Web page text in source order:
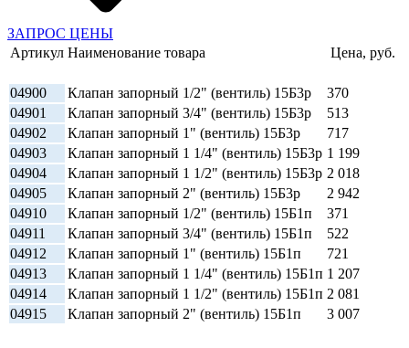
ЗАПРОС ЦЕНЫ
Артикул Наименование товара Цена, руб.
04900 Клапан запорный 1/2" (вентиль) 15Б3р
370
04901
Клапан запорный 3/4" (вентиль) 15Б3р
513
04902
Клапан запорный 1" (вентиль) 15Б3р
717
04903
Клапан запорный 1 1/4" (вентиль) 15Б3р 1 199
04904
Клапан запорный 1 1/2" (вентиль) 15Б3р 2 018
04905
Клапан запорный 2" (вентиль) 15Б3р
2 942
04910
Клапан запорный 1/2" (вентиль) 15Б1п
371
04911
Клапан запорный 3/4" (вентиль) 15Б1п
522
04912
Клапан запорный 1" (вентиль) 15Б1п
721
04913
Клапан запорный 1 1/4" (вентиль) 15Б1п 1 207
04914
Клапан запорный 1 1/2" (вентиль) 15Б1п 2 081
04915
Клапан запорный 2" (вентиль) 15Б1п 3 007